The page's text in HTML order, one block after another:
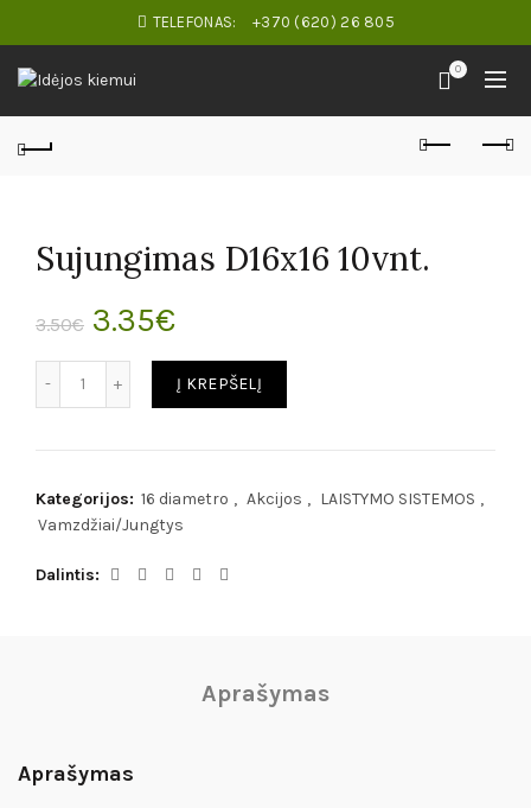
TELEFONAS: +370 (620) 26 805
0
Sujungimas D16x16 10vnt.
3.50€ Original
price
3.35€Current
price
Į KREPŠELĮ
Kategorijos: 16 diametro , Akcijos , LAISTYMO SISTEMOS ,
Vamzdžiai/Jungtys
Dalintis
Aprašymas
Aprašymas